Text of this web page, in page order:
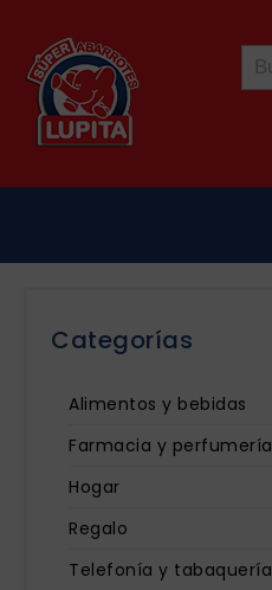
Categorías
Alimentos y bebidas
Farmacia y perfumería
Hogar
Regalo
Telefonía y tabaquería